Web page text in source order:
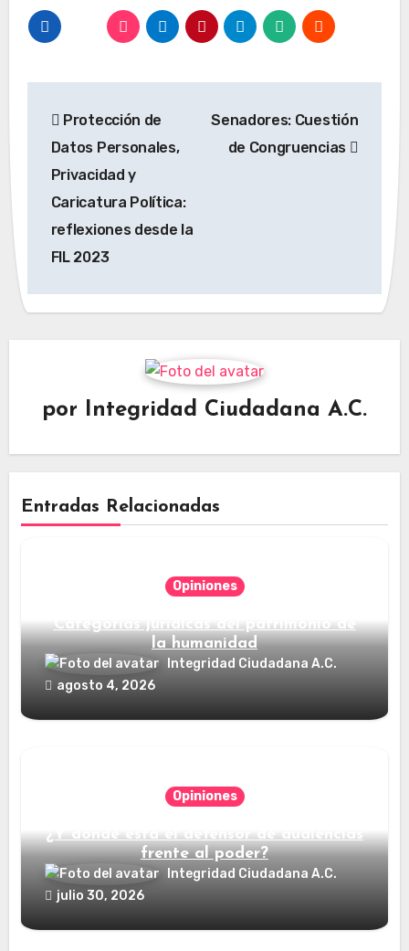
de
entradas
Protección de
Datos Personales,
Privacidad y
Caricatura Política:
reflexiones desde la
FIL 2023
Senadores: Cuestión
de Congruencias
por Integridad Ciudadana A.C.
Entradas Relacionadas
Opiniones
Categorías jurídicas del patrimonio de
la humanidad
Integridad Ciudadana A.C.
agosto 4, 2026
Opiniones
¿Y dónde está el defensor de audiencias
frente al poder?
Integridad Ciudadana A.C.
julio 30, 2026